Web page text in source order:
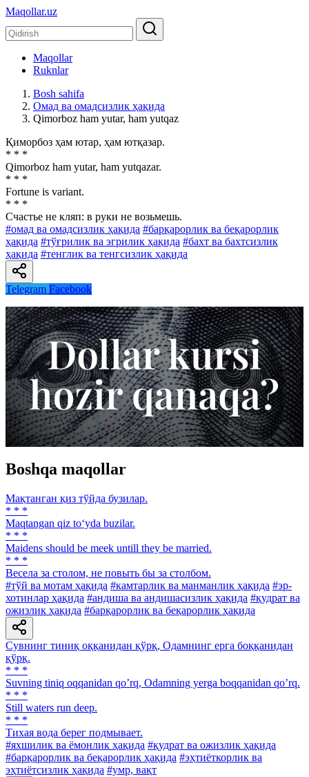
Maqollar.uz
Maqollar
Ruknlar
Bosh sahifa
Омад ва омадсизлик ҳақида
Qimorboz ham yutar, ham yutqaz
Қиморбоз ҳам ютар, ҳам ютқазар.
* * *
Qimorboz ham yutar, ham yutqazar.
* * *
Fortune is variant.
* * *
Счастье не кляп: в руки не возьмешь.
#омад ва омадсизлик ҳақида #барқарорлик ва беқарорлик
ҳақида #тўғрилик ва эгрилик ҳақида #бахт ва бахтсизлик
ҳақида #тенглик ва тенгсизлик ҳақида
Telegram Facebook
Boshqa maqollar
Мақтанган қиз тўйда бузилар.
* * *
Maqtangan qiz to‘yda buzilar.
* * *
Maidens should be meek untill they be married.
* * *
Весела за столом, не повыть бы за столбом.
#тўй ва мотам ҳақида #камтарлик ва манманлик ҳақида #эр-
хотинлар ҳақида #андиша ва андишасизлик ҳақида #қудрат ва
ожизлик ҳақида #барқарорлик ва беқарорлик ҳақида
Сувнинг тиниқ оққанидан қўрқ, Одамнинг ерга боққанидан
қўрқ.
* * *
Suvning tiniq oqqanidan qoʼrq, Odamning yerga boqqanidan qoʼrq.
* * *
Still waters run deep.
* * *
Тихая вода берег подмывает.
#яхшилик ва ёмонлик ҳақида #қудрат ва ожизлик ҳақида
#барқарорлик ва беқарорлик ҳақида #эҳтиёткорлик ва
эҳтиётсизлик ҳақида #умр, вақт